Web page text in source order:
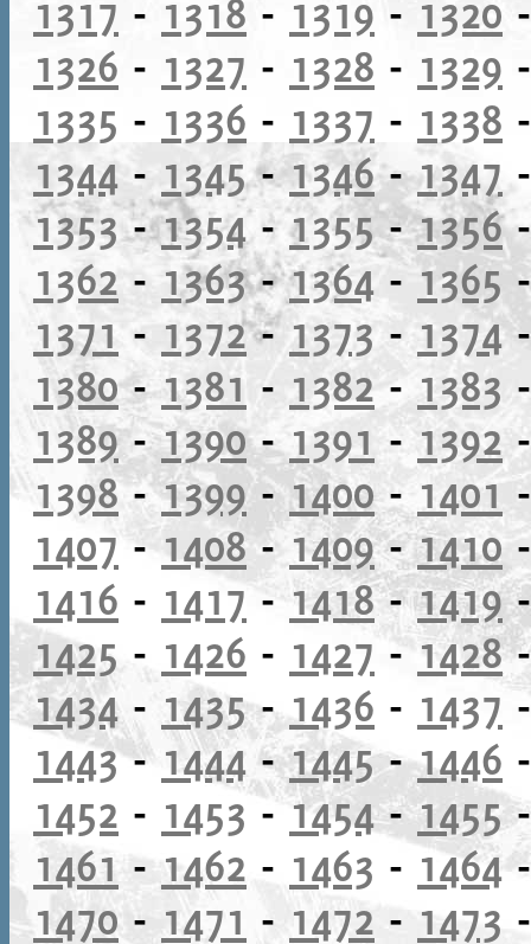
1317 - 1318 - 1319 - 1320
1326 - 1327 - 1328 - 1329
1335 - 1336 - 1337 - 1338
1344- 1345-1346-1347
1353-1354-1355-1356
1362 - 1363-1364 -1365
1371 - 1372-1373- 1374
1380-1381 - 1382- 1383
1389-1390-1391 -1392
1398-1399-1400- 1401
1407 -1408- 1409-1410
1416 - 1417-1418-1419
1425 - 1426 - 1427 - 1428
1434- 1435-1436 - 1437
1443- 1444 -1445-1446
1452 - 1453-1454-1455
1461- 1462 - 1463 - 1464
1470- 1471 - 1472 - 1473